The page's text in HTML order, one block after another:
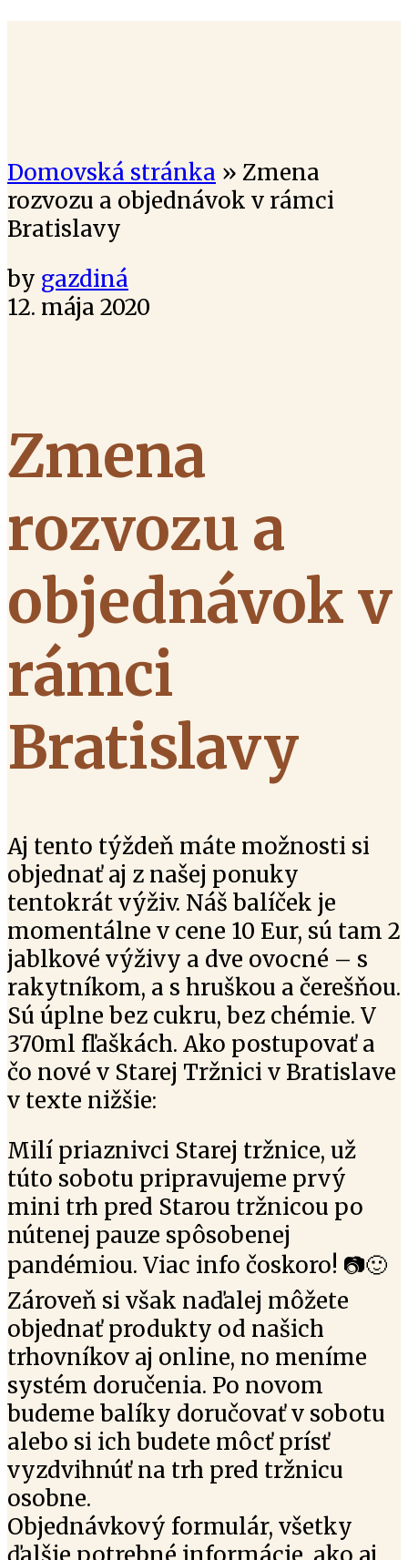
Domovská stránka » Zmena
rozvozu a objednávok v rámci
Bratislavy
by gazdiná
12. mája 2020
Zmena
rozvozu a
objednávok v
rámci
Bratislavy
Aj tento týždeň máte možnosti si
objednať aj z našej ponuky
tentokrát výživ. Náš balíček je
momentálne v cene 10 Eur, sú tam 2
jablkové výživy a dve ovocné – s
rakytníkom, a s hruškou a čerešňou.
Sú úplne bez cukru, bez chémie. V
370ml fľaškách. Ako postupovať a
čo nové v Starej Tržnici v Bratislave
v texte nižšie:
Milí priaznivci Starej tržnice, už
túto sobotu pripravujeme prvý
mini trh pred Starou tržnicou po
nútenej pauze spôsobenej
pandémiou. Viac info čoskoro! 📷🙂
Zároveň si však naďalej môžete
objednať produkty od našich
trhovníkov aj online, no meníme
systém doručenia. Po novom
budeme balíky doručovať v sobotu
alebo si ich budete môcť prísť
vyzdvihnúť na trh pred tržnicu
osobne.
Objednávkový formulár, všetky